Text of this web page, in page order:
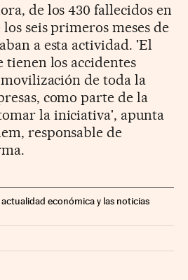
de los 430 fallecidos en
seis primeros meses de
a esta actividad. 'El
tienen los accidentes
de toda la
como parte de la
la iniciativa', apunta
responsable de
actualidad económica y las noticias
Facebook
en Twitter